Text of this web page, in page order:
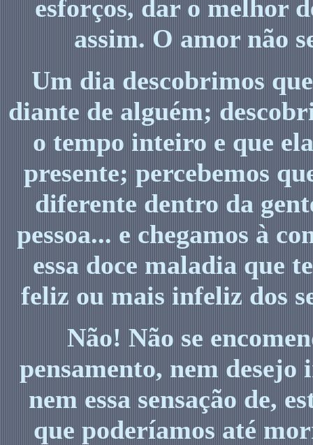
esforços, dar o melhor
assim. O amor não
Um dia descobrimos
diante de alguém;
o tempo inteiro e que
presente; percebemos
diferente dentro da
pessoa... e chegamos à
essa doce maladia que
feliz ou mais infeliz dos
Não! Não se
pensamento, nem
nem essa sensação de,
que poderíamos até